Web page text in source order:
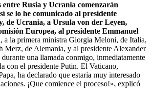
entre Rusia y Ucrania comenzarán
se lo he comunicado al presidente
de Ucrania, a Ursula von der Leyen,
Europea, al presidente Emmanuel
a la primera ministra Giorgia Meloni, de Italia,
Merz, de Alemania, y al presidente Alexander
una llamada conmigo, inmediatamente
con el presidente Putin. El Vaticano,
ha declarado que estaría muy interesado
¡Que comience el proceso!», explicó